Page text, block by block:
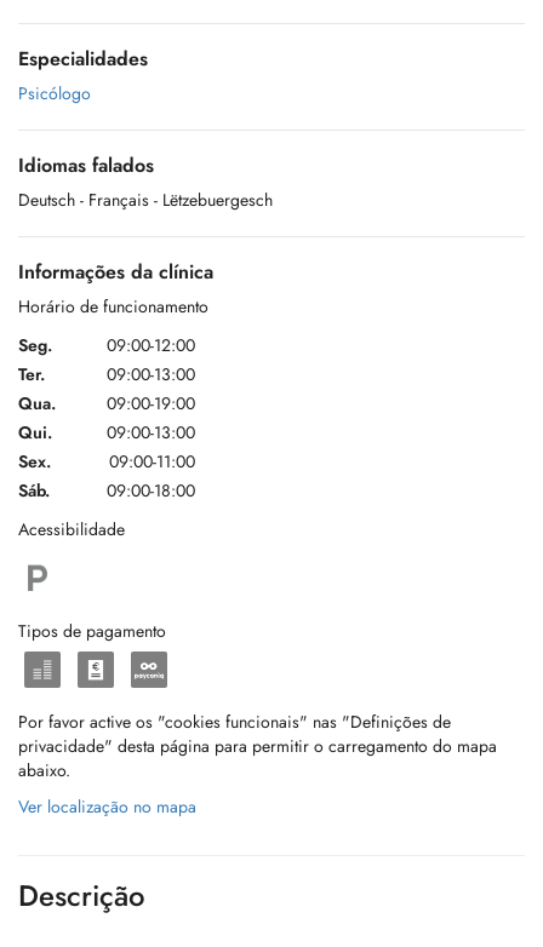
Especialidades
Psicólogo
Idiomas falados
Deutsch - Français - Lëtzebuergesch
Informações da clínica
Horário de funcionamento
Seg.
09:00-12:00
Ter.
09:00-13:00
Qua.
09:00-19:00
Qui.
09:00-13:00
Sex.
09:00-11:00
Sáb.
09:00-18:00
Acessibilidade
Tipos de pagamento
Por favor active os "cookies funcionais" nas "Definições de
privacidade" desta página para permitir o carregamento do mapa
abaixo.
Ver localização no mapa
Descrição